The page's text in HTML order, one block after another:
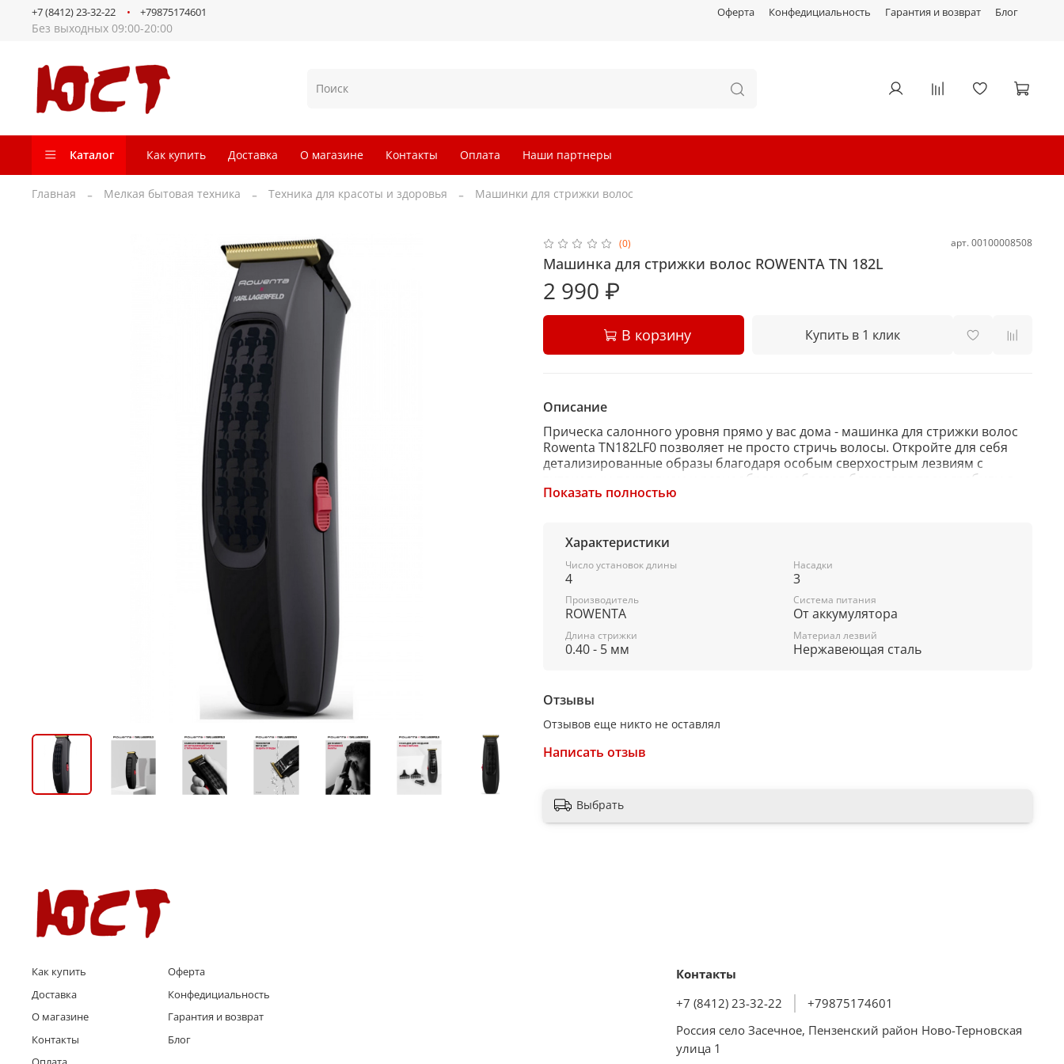
Оферта Конфедициальность Гарантия и возврат Блог
Без выходных 09:00-20:00
+7 (8412) 23-32-22 +79875174601
Каталог Как купить Доставка О магазине Контакты Оплата Наши партнеры
Главная Мелкая бытовая техника Техника для красоты и здоровья Машинки для стрижки волос
(0) арт.00100008508
Машинка для стрижки волос ROWENTA TN 182L
2 990 ₽
В корзину Купить в 1 клик
Описание
Прическа салонного уровня прямо у вас дома - машинка для стрижки волос
Rowenta TN182LF0 позволяет не просто стричь волосы. Откройте для себя
детализированные образы благодаря особым сверхострым лезвиям с
титановым покрытием и разнообразие образов благодаря трем гребням в
комплекте, с помощью которых можно легко и удобно делать плавные
Эргономичный и компактный корпус приятно ложится в руку, а благодаря
работе от аккумулятора и водонепроницаемости прибор можно
использовать прямо в душе. Машинка для стрижки оснащена емким
аккумулятором, который обеспечивает до 90 минут беспрерывной работы. В
машинке предусмотрен LED индикатор заряда.
Серия: Cut & Style Stylization
Материал лезвия: нержавеющая сталь
Покрытие лезвия: титановое покрытие
Тип питания: аккумулятор
Индикатор длины стрижки: есть
Материал корпуса: пластик
Настройка скорости: 1
Способ бритья: сухой
Показать полностью
Характеристики
Число установок длины
4
Насадки
3
Производитель
ROWENTA
Система питания
От аккумулятора
Длина стрижки
0.40 - 5 мм
Материал лезвий
Нержавеющая сталь
Отзывы
Отзывов еще никто не оставлял
Написать отзыв
Выбрать
Как купить
Доставка
О магазине
Контакты
Оферта
Конфедициальность
Гарантия и возврат
Блог
Контакты
+7 (8412) 23-32-22
+79875174601
Россия село Засечное, Пензенский район Ново-Терновская
улица 1